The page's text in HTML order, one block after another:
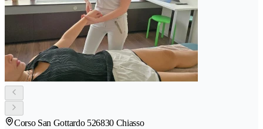
Corso San Gottardo 526830 Chiasso